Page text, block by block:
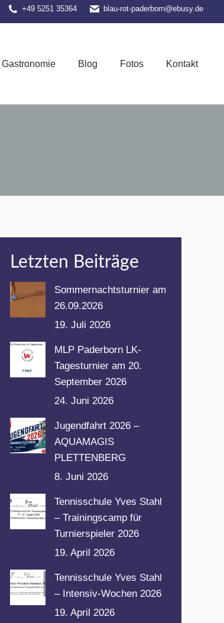
+49 5251 35364 blau-rot-paderborn@ebusy.de
Gastronomie Blog Fotos Kontakt
Letzten Beiträge
Sommernachtsturnier am
26.09.2026
19. Juli 2026
MLP Paderborn LK-
Tagesturnier am 20.
September 2026
24. Juni 2026
Jugendfahrt 2026 –
AQUAMAGIS
PLETTENBERG
8. Juni 2026
Tennisschule Yves Stahl
– Trainingscamp für
Turnierspieler 2026
19. April 2026
Tennisschule Yves Stahl
– Intensiv-Wochen 2026
19. April 2026